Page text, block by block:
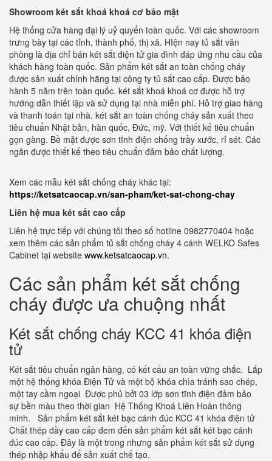
Showroom két sắt khoá khoá cơ bảo mật
Hệ thống cửa hàng đại lý uỷ quyển toàn quốc. Với các showroom
trưng bày tại các tỉnh, thành phố, thị xã. HIện nay tủ sắt văn
phòng là địa chỉ bán két sắt điện tử gia đình đáp ứng nhu cầu của
khách hàng toàn quốc. Sản phẩm két sắt an toàn chống cháy
được sản xuất chính hãng tại công ty tủ sắt cao cấp. Được bảo
hành 5 năm trên toàn quốc. két sắt khoá khoá cơ được hỗ trợ
hướng dẫn thiết lập và sử dụng tại nhà miễn phí. Hỗ trợ giao hàng
và thanh toán tại nhà. két sắt an toàn chống cháy sản xuất theo
tiêu chuẩn Nhật bản, hàn quốc, Đức, mỹ. Với thiết kế tiêu chuẩn
gọn gàng. Bề mặt được sơn tĩnh điện chống trầy xước, rỉ sét. Các
ngăn được thiết kế theo tiêu chuẩn đảm bảo chất lượng.
Xem các mẫu két sắt chống cháy khác tại:
https://ketsatcaocap.vn/san-pham/ket-sat-chong-chay
Liên hệ mua két sắt cao cấp
Liên hệ trực tiếp với chúng tôi theo số hotline 0982770404 hoặc
xem thêm các sản phẩm tủ sắt chống cháy 4 cánh WELKO Safes
Cabinet tại website www.ketsatcaocap.vn.
Các sản phẩm két sắt chống
cháy được ưa chuộng nhất
Két sắt chống cháy KCC 41 khóa điện
tử
Két sắt tiêu chuẩn ngân hàng, có kết cấu an toàn vững chắc. Lắp
một hệ thống khóa Điện Tử và một bộ khóa chìa tránh sao chép,
một tay cầm ngoại Được phủ bởi 03 lớp sơn tĩnh điện đảm bảo
sự bền màu theo thời gian Hệ Thống Khoá Liên Hoàn thông
minh. Sản phẩm két sắt két bạc cánh đúc KCC 41 khóa điện tử
Chất thép dầy cao cấp đem đến sản phẩm két sắt két bạc cánh
đúc cao cấp. Đây là một trong nhưng sản phẩm két sắt sử dụng
thép nhập khẩu để sản xuất chế tạo.